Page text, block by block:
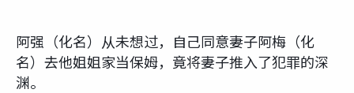
阿强（化名）从未想过，自己同意妻子阿梅（化
名）去他姐姐家当保姆，竟将妻子推入了犯罪的深
渊。